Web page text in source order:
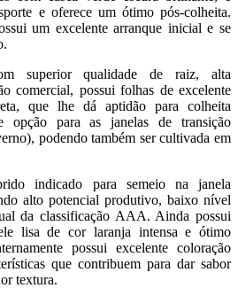
e oferece um ótimo pós-colheita.
um excelente arranque inicial e se
superior qualidade de raiz, alta
comercial, possui folhas de excelente
que lhe dá aptidão para colheita
opção para as janelas de transição
podendo também ser cultivada em
indicado para semeio na janela
alto potencial produtivo, baixo nível
da classificação AAA. Ainda possui
lisa de cor laranja intensa e ótimo
possui excelente coloração
que contribuem para dar sabor
textura.